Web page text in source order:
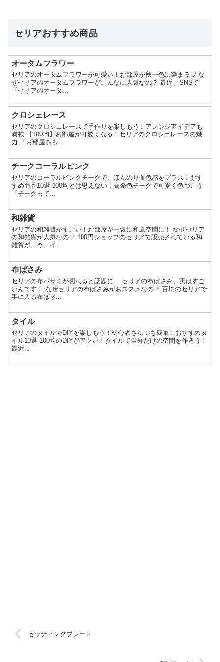
セリアおすすめ商品
オータムフラワー
セリアのオータムフラワーが可愛い！お部屋が秋一色に染まる♡ な
ぜセリアのオータムフラワーがこんなに人気なの？ 最近、SNSで
「セリアのオータ...
クロシェレース
セリアのクロシェレースで手作りを楽しもう！アレンジアイデアも
満載 【100均】お部屋が可愛くなる！セリアのクロシェレースの魅
力 「お部屋をも...
チークコーラルピンク
セリアのコーラルピンクチークで、ほんのり血色感をプラス！おす
すめ商品10選 100均とは思えない！高発色チークで可愛く色づこう
「チークって...
和雑貨
セリアの和雑貨がすごい！お部屋が一気に和風空間に！ なぜセリア
の和雑貨が人気なの？ 100円ショップのセリアで販売されている和
雑貨が、今、イ...
布ばさみ
セリアの布バサミが切れると話題に。 セリアの布ばさみ、実はすご
いんです！ なぜセリアの布ばさみがおススメなの？ 百均のセリアで
手に入る布ばさ...
タイル
セリアのタイルでDIYを楽しもう！初心者さんでも簡単！おすすめタ
イル10選 100均のDIYがアツい！タイルで自分だけの空間を作ろう！
最近...
セッティングプレート